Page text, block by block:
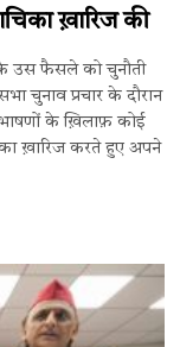
ख़ारिज की
के उस फैसले को चुनौती
चुनाव प्रचार के दौरान
के ख़िलाफ़ कोई
ख़ारिज करते हुए अपने